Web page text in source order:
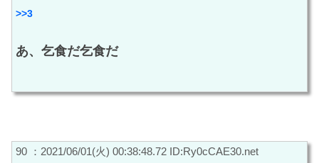
>>3
あ、乞食だ乞食だ
90 ：2021/06/01(火) 00:38:48.72 ID:Ry0cCAE30.net